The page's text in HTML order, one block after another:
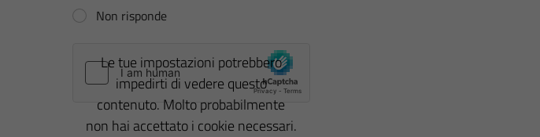
Non risponde
Le tue impostazioni potrebbero
impedirti di vedere questo
contenuto. Molto probabilmente
non hai accettato i cookie necessari.